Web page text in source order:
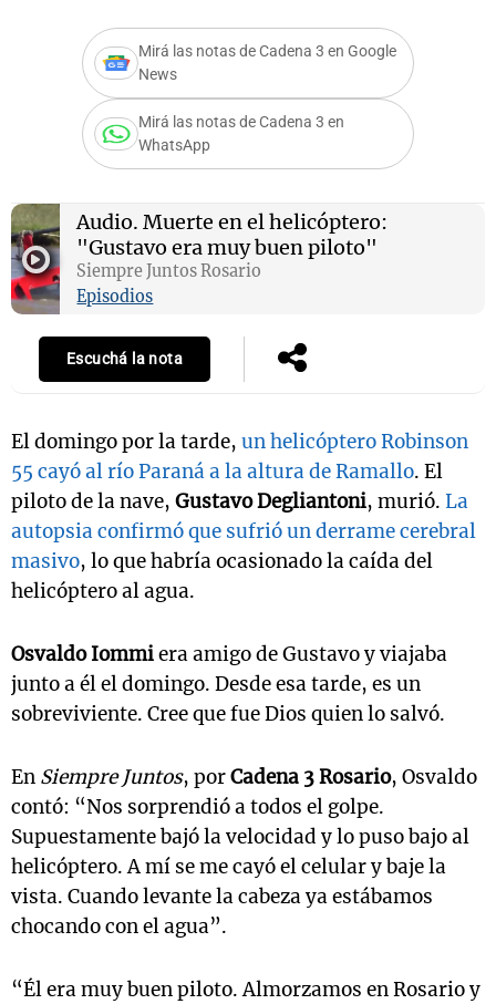
Mirá las notas de Cadena 3 en Google
News
Mirá las notas de Cadena 3 en
WhatsApp
Audio. Muerte en el helicóptero:
"Gustavo era muy buen piloto"
Siempre Juntos Rosario
Episodios
Escuchá la nota
El domingo por la tarde, un helicóptero Robinson
55 cayó al río Paraná a la altura de Ramallo. El
piloto de la nave, Gustavo Degliantoni, murió. La
autopsia confirmó que sufrió un derrame cerebral
masivo, lo que habría ocasionado la caída del
helicóptero al agua.
Osvaldo Iommiera amigo de Gustavo y viajaba
junto a él el domingo. Desde esa tarde, es un
sobreviviente. Cree que fue Dios quien lo salvó.
En Siempre Juntos, porCadena 3 Rosario, Osvaldo
contó: “Nos sorprendió a todos el golpe.
Supuestamente bajó la velocidad y lo puso bajo al
helicóptero. A mí se me cayó el celular y baje la
vista. Cuando levante la cabeza ya estábamos
chocando con el agua”.
“Él era muy buen piloto. Almorzamos en Rosario y
Notas
Mundial 2026
Notas